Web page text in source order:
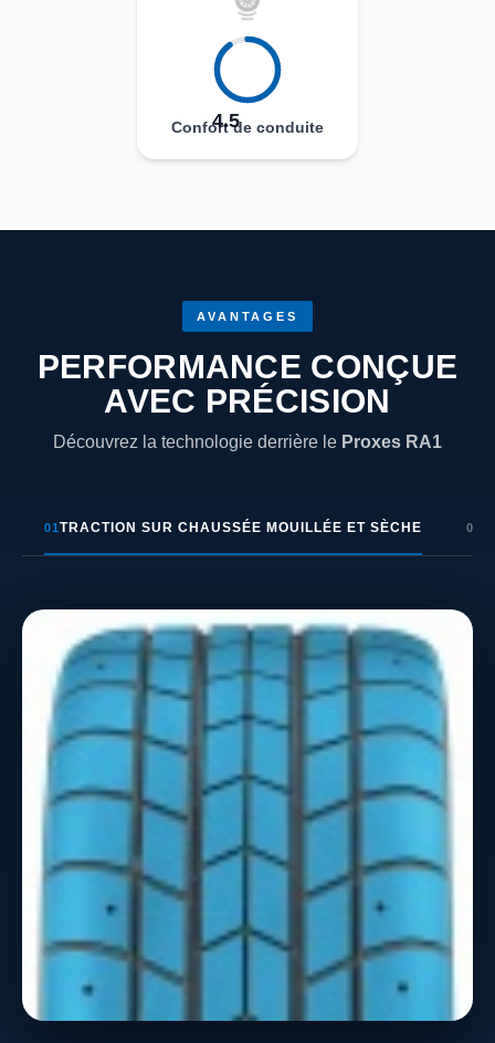
4.5
Confort de conduite
AVANTAGES
PERFORMANCE CONÇUE
AVEC PRÉCISION
Découvrez la technologie derrière le Proxes RA1
01TRACTION SUR CHAUSSÉE MOUILLÉE ET SÈCHE 02